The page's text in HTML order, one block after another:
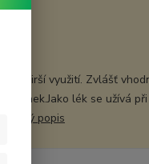
nejširší využití. Zvlášť
lék se užívá
celý popis